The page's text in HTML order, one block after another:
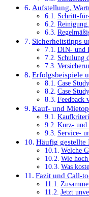
Aufstellung,
Schritt-
Sicherheitstipps
DIN- und
Schulung
Erfolgsbeispiele
Case
Case
Feedback
Kauf- und
Kurz- und
Service-
Häufig gestellte
Welche
Wie
Was
Fazit und Call-
Jetzt